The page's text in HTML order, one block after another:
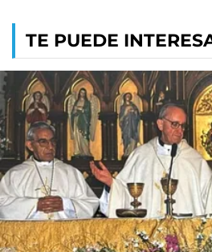
TE PUEDE